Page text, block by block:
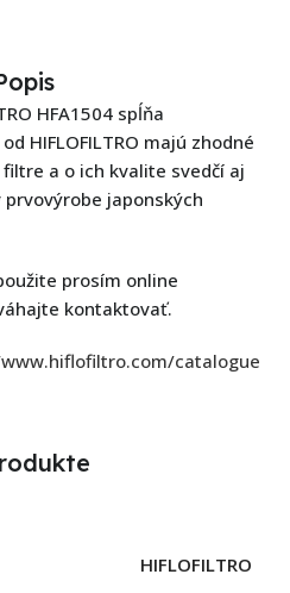
HFA1504 spĺňa
HIFLOFILTRO majú zhodné
a o ich kvalite svedčí aj
japonských
prosím online
kontaktovať.
catalogue
HIFLOFILTRO